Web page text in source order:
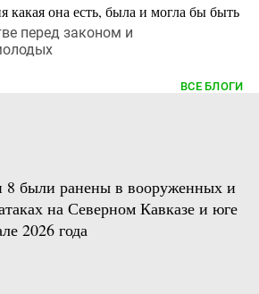
она есть, была и могла бы быть
перед законом и
ВСЕ БЛОГИ
8 были ранены в вооруженных и
на Северном Кавказе и юге
2026 года